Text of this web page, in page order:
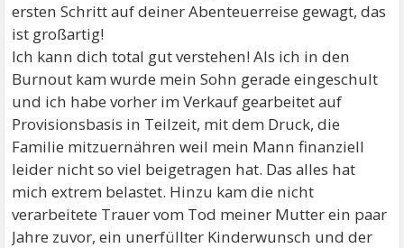
ersten Schritt auf deiner Abenteuerreise gewagt, das
ist großartig!
Ich kann dich total gut verstehen! Als ich in den
Burnout kam wurde mein Sohn gerade eingeschult
und ich habe vorher im Verkauf gearbeitet auf
Provisionsbasis in Teilzeit, mit dem Druck, die
Familie mitzuernähren weil mein Mann finanziell
leider nicht so viel beigetragen hat. Das alles hat
mich extrem belastet. Hinzu kam die nicht
verarbeitete Trauer vom Tod meiner Mutter ein paar
Jahre zuvor, ein unerfüllter Kinderwunsch und der